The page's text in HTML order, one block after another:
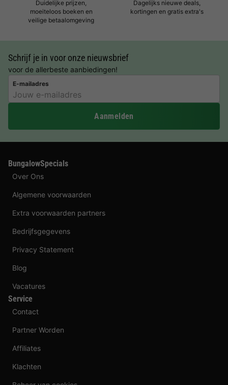
Duidelijke prijzen,
moeiteloos boeken en
veilige betaalomgeving
Dagelijks nieuwe deals,
kortingen en gratis extra's
Schrijf je in voor onze nieuwsbrief
voor de allerbeste aanbiedingen!
E-mailadres
Aanmelden
BungalowSpecials
Over Ons
Algemene voorwaarden
Extra voorwaarden partners
Bedrijfsgegevens
Privacy Statement
Blog
Vacatures
Service
Contact
Partner Worden
Affiliates
Klachten